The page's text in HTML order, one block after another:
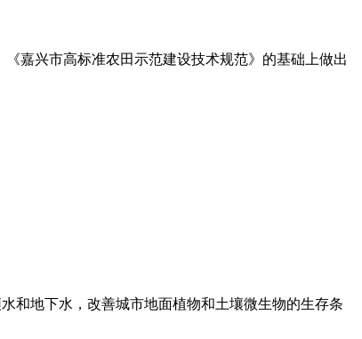
嘉兴市高标准农田示范建设技术规范》的基础上做出
和地下水，改善城市地面植物和土壤微生物的生存条